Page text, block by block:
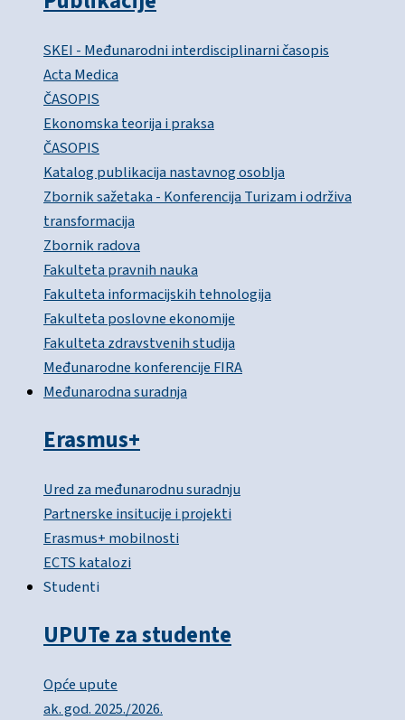
SKEI - Međunarodni interdisciplinarni časopis
Acta Medica
ČASOPIS
Ekonomska teorija i praksa
ČASOPIS
Katalog publikacija nastavnog osoblja
Zbornik sažetaka - Konferencija Turizam i održiva
transformacija
Zbornik radova
Fakulteta pravnih nauka
Fakulteta informacijskih tehnologija
Fakulteta poslovne ekonomije
Fakulteta zdravstvenih studija
Međunarodne konferencije FIRA
Međunarodna suradnja
Erasmus+
Ured za međunarodnu suradnju
Partnerske insitucije i projekti
Erasmus+ mobilnosti
ECTS katalozi
Studenti
UPUTe za studente
Opće upute
ak. god. 2025./2026.